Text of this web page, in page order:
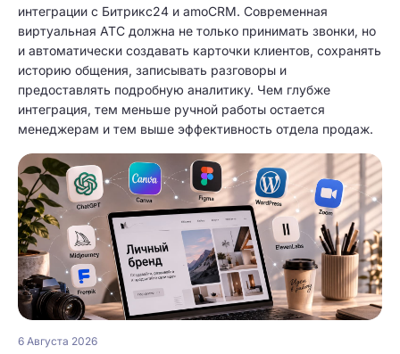
интеграции с Битрикс24 и amoCRM. Современная
виртуальная АТС должна не только принимать звонки, но
и автоматически создавать карточки клиентов, сохранять
историю общения, записывать разговоры и
предоставлять подробную аналитику. Чем глубже
интеграция, тем меньше ручной работы остается
менеджерам и тем выше эффективность отдела продаж.
6 Августа 2026